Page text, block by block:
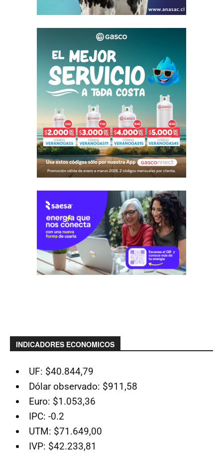
INDICADORES ECONOMICOS
UF: $40.844,79
Dólar observado: $911,58
Euro: $1.053,36
IPC: -0.2
UTM: $71.649,00
IVP: $42.233,81